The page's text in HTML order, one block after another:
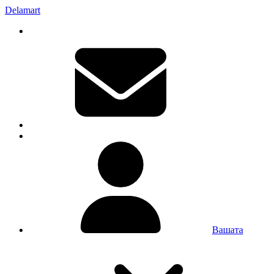
Delamart
Вашата